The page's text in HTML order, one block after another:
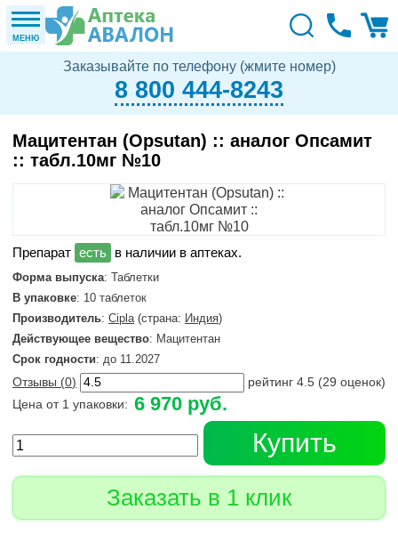
МЕНЮ
Заказывайте по телефону (жмите номер)
8 800 444-8243
Мацитентан (Opsutan) :: аналог Опсамит
:: табл.10мг №10
в наличии в аптеках.
Форма выпуска: Таблетки
В упаковке: 10 таблеток
Производитель: Cipla(страна: Индия)
Действующее вещество: Мацитентан
Срок годности: до 11.2027
Отзывы (0) рейтинг 4.5 (29 оценок)
Цена от 1 упаковки: 6 970 руб.
Купить
Заказать в 1 клик